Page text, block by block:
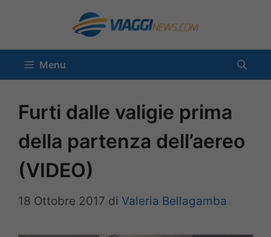
contenuto
Menu
Furti dalle valigie prima
della partenza dell’aereo
(VIDEO)
18 Ottobre 2017 di Valeria Bellagamba